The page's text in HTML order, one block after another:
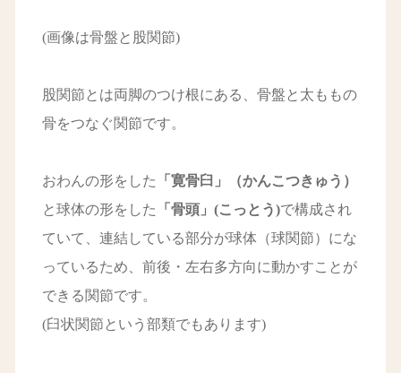
(画像は骨盤と股関節)
股関節とは両脚のつけ根にある、骨盤と太ももの
骨をつなぐ関節です。
おわんの形をした 「 寛骨臼 」（かんこつきゅう）
と球体の形をした
「 骨頭」(こっとう)で構成され
ていて、連結している部分が球体（球関節）にな
っているため、前後・左右多方向に動かすことが
できる関節です。
(臼状関節という部類でもあります)